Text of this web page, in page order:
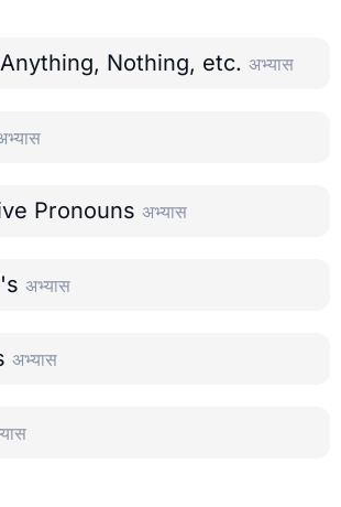
Nothing, etc. अभ्यास
Pronouns अभ्यास
अभ्यास
अभ्यास